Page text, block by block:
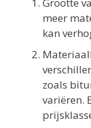
meer
kan
zoals
variëren.